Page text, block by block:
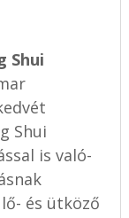
Shui
Shui
is való-
és ütköző